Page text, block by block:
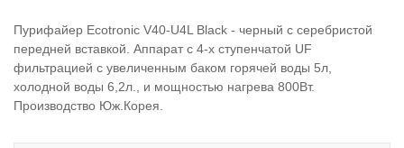
Пурифайер Ecotronic V40-U4L Black - черный с серебристой
передней вставкой. Аппарат с 4-х ступенчатой UF
фильтрацией с увеличенным баком горячей воды 5л,
холодной воды 6,2л., и мощностью нагрева 800Вт.
Производство Юж.Корея.